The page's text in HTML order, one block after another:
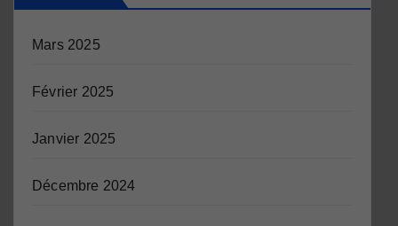
Mars 2025
Février 2025
Janvier 2025
Décembre 2024